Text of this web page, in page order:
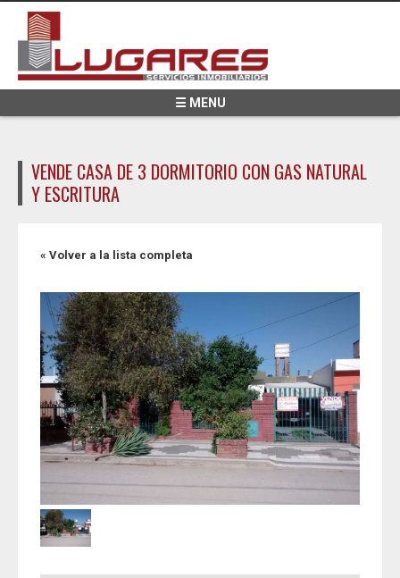
Pasar al contenido principal
☰ MENU
VENDE CASA DE 3 DORMITORIO CON GAS NATURAL
Y ESCRITURA
« Volver a la lista completa